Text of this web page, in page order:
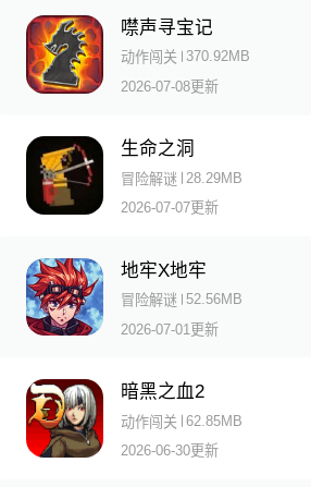
噤声寻宝记
动作闯关
370.92MB
2026-07-08更新
生命之洞
冒险解谜
28.29MB
2026-07-07更新
地牢X地牢
冒险解谜
52.56MB
2026-07-01更新
暗黑之血2
动作闯关
62.85MB
2026-06-30更新